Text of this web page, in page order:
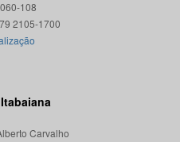
108
Carvalho